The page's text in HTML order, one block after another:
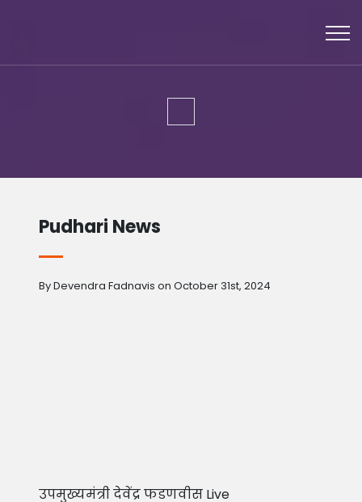
Pudhari News
By Devendra Fadnavis on October 31st, 2024
उपमुख्यमंत्री देवेंद्र फडणवीस Live